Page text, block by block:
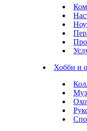
Хобби и